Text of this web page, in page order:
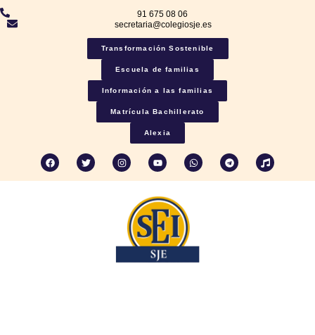
91 675 08 06
secretaria@colegiosje.es
Transformación Sostenible
Escuela de familias
Información a las familias
Matrícula Bachillerato
Alexia